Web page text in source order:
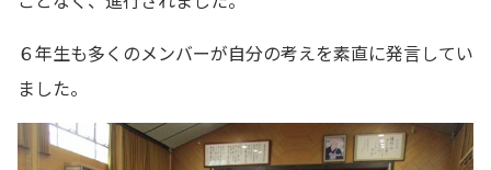
６年生も多くのメンバーが自分の考えを素直に発言してい
ました。